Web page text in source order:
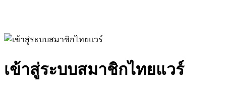
เข้าสู่ระบบสมาชิกไทยแวร์